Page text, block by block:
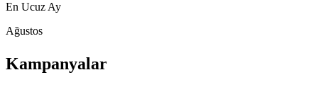
En Ucuz Ay
Ağustos
Kampanyalar